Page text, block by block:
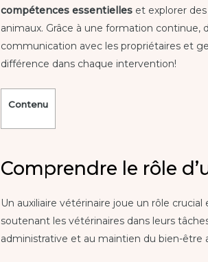
compétences essentielles et explorer
animaux. Grâce à une formation continue,
communication avec les propriétaires et
différence dans chaque intervention!
Contenu
Comprendre le rôle
Un auxiliaire vétérinaire joue un rôle crucial
soutenant les vétérinaires dans leurs
administrative et au maintien du bien-être